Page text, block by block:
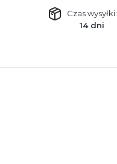
Czas wysyłki:
14 dni